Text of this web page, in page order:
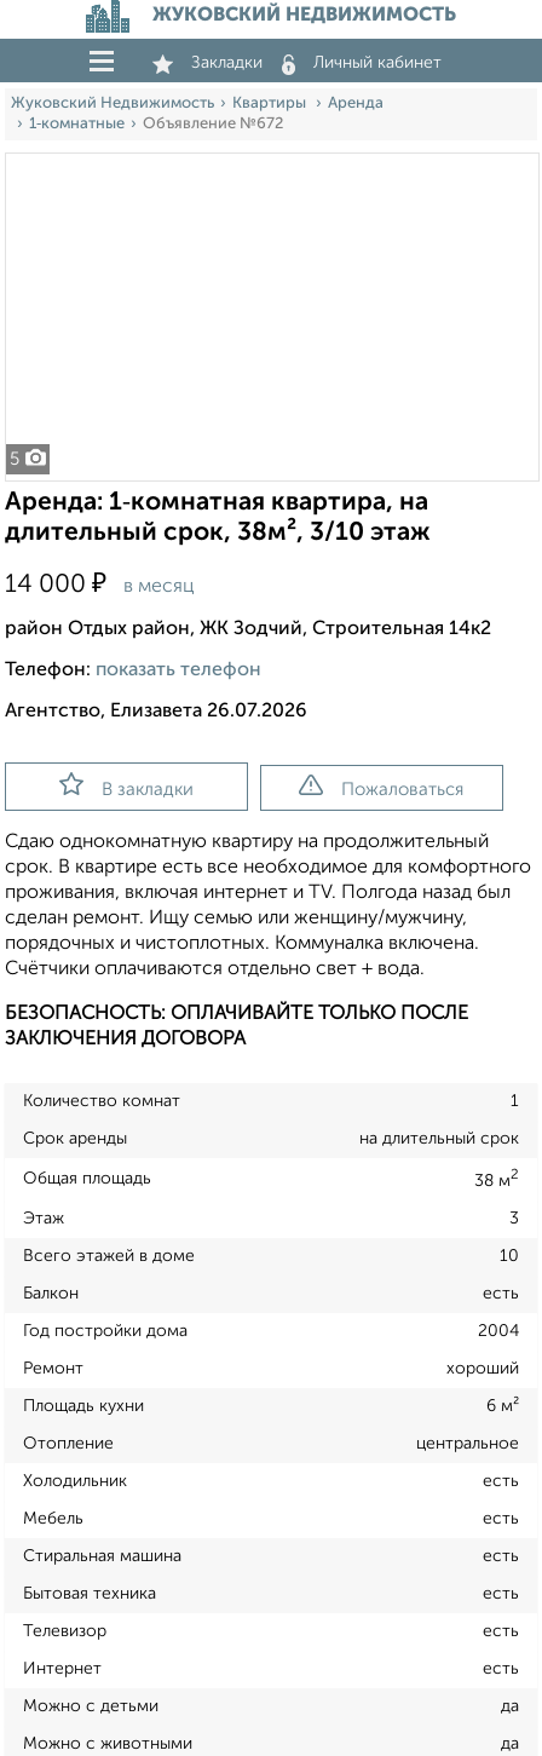
ЖУКОВСКИЙ НЕДВИЖИМОСТЬ
Закладки Личный кабинет
Жуковский Недвижимость Квартиры
Аренда
1‑комнатные
Объявление №672
5
Аренда: 1‑комнатная квартира, на
длительный срок, 38м², 3/10 этаж
14 000 ₽ в месяц
район Отдых район, ЖК Зодчий, Строительная 14к2
Телефон: показать телефон
Агентство, Елизавета 26.07.2026
В закладки Пожаловаться
Сдаю однокомнатную квартиру на продолжительный
срок. В квартире есть все необходимое для комфортного
проживания, включая интернет и TV. Полгода назад был
сделан ремонт. Ищу семью или женщину/мужчину,
порядочных и чистоплотных. Коммуналка включена.
Счётчики оплачиваются отдельно свет + вода.
БЕЗОПАСНОСТЬ: ОПЛАЧИВАЙТЕ ТОЛЬКО ПОСЛЕ
ЗАКЛЮЧЕНИЯ ДОГОВОРА
Количество комнат 1
Срок аренды на длительный срок
Общая площадь 38 м2
Этаж 3
Всего этажей в доме 10
Балкон есть
Год постройки дома 2004
Ремонт хороший
Площадь кухни 6 м²
Отопление центральное
Холодильник есть
Мебель есть
Стиральная машина есть
Бытовая техника есть
Телевизор есть
Интернет есть
Можно с детьми да
Можно с животными да